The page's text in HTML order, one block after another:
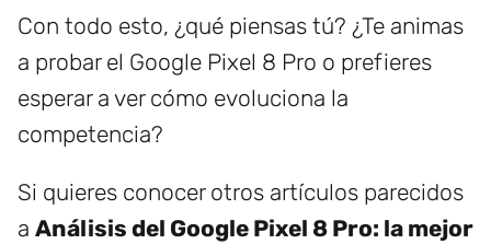
Con todo esto, ¿qué piensas tú? ¿Te animas
a probar el Google Pixel 8 Pro o prefieres
esperar a ver cómo evoluciona la
competencia?
Si quieres conocer otros artículos parecidos
a Análisis del Google Pixel 8 Pro: la mejor